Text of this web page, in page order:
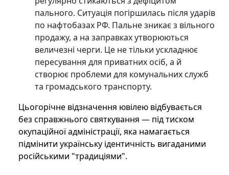
пального. Ситуація погіршилась після ударів
по нафтобазах РФ. Пальне зникає з вільного
продажу, а на заправках утворюються
величезні черги. Це не тільки ускладнює
пересування для приватних осіб, а й
створює проблеми для комунальних служб
та громадського транспорту.
Цьогорічне відзначення ювілею відбувається
без справжнього святкування — під тиском
окупаційної адміністрації, яка намагається
підмінити українську ідентичність вигаданими
російськими "традиціями".